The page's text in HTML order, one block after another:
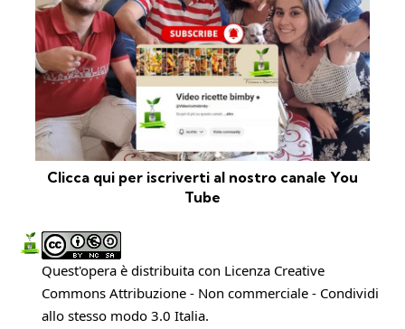
Clicca qui per iscriverti al nostro canale You
Tube
Quest'opera è distribuita con Licenza Creative
Commons Attribuzione - Non commerciale - Condividi
allo stesso modo 3.0 Italia.